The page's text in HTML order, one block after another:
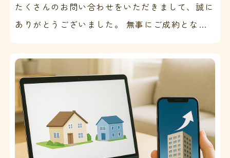
たくさんのお問い合わせをいただきまして、誠に
ありがとうございました。 無事にご成約とな
ました。 こち…